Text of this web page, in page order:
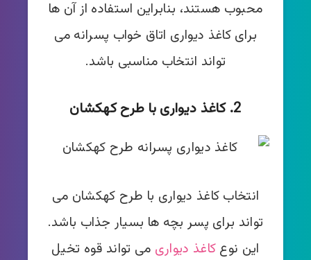
محبوب هستند، بنابراین استفاده از آن ها
برای کاغذ دیواری اتاق خواب پسرانه می
تواند انتخاب مناسبی باشد.
2. کاغذ دیواری با طرح کهکشان
انتخاب کاغذ دیواری با طرح کهکشان می
تواند برای پسر بچه ها بسیار جذاب باشد.
این نوع کاغذ دیواری می تواند قوه تخیل